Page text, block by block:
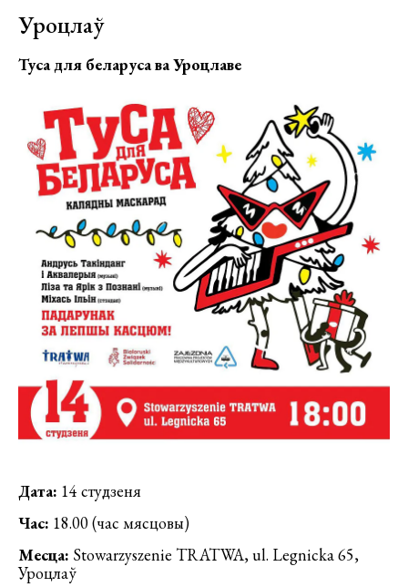
Уроцлаў
Туса для беларуса ва Уроцлаве
Дата: 14 студзеня
Час: 18.00 (час мясцовы)
Месца: Stowarzyszenie TRATWA, ul. Legnicka 65,
Уроцлаў